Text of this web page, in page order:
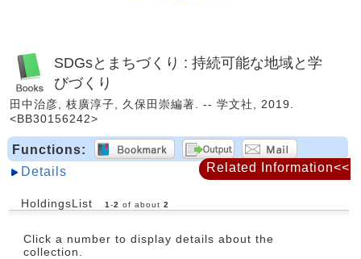
SDGsとまちづくり : 持続可能な地域と学
びづくり
田中治彦, 枝廣淳子, 久保田崇編著. -- 学文社, 2019.
<BB30156242>
Functions:
Details
HoldingsList 1 -2 of about 2
Click a number to display details about the
collection.
Related Information<<